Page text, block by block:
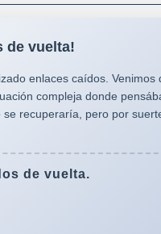
de vuelta!
enlaces caídos. Venimos
compleja donde
se recuperaría, pero por
de vuelta.